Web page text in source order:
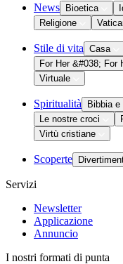
News Bioetica
Religione
Stile di vita Casa
For Her &#038; For
Virtuale
Spiritualità Bibbia
Le nostre croci
Virtù cristiane
Scoperte
Servizi
Newsletter
Applicazione
Annuncio
I nostri formati di punta